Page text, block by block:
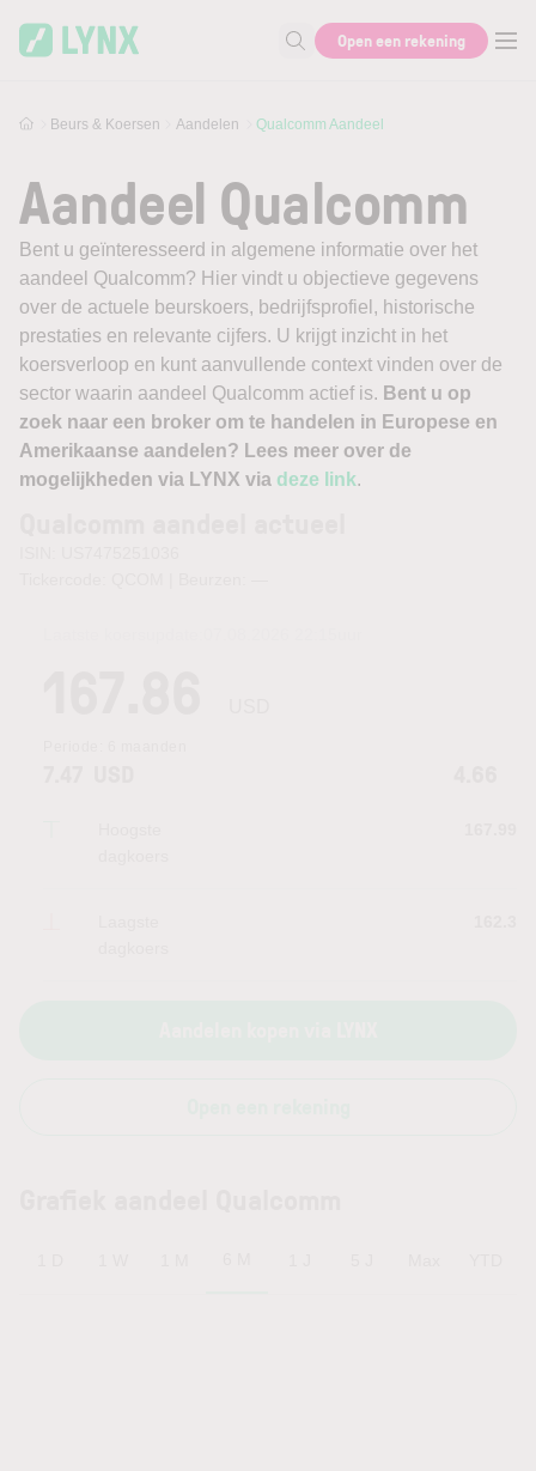
Zoek naar informatie
Open een rekening
Beurs & Koersen Aandelen Qualcomm Aandeel
Aandeel Qualcomm
Bent u geïnteresseerd in algemene informatie over het
aandeel Qualcomm? Hier vindt u objectieve gegevens
over de actuele beurskoers, bedrijfsprofiel, historische
prestaties en relevante cijfers. U krijgt inzicht in het
koersverloop en kunt aanvullende context vinden over de
sector waarin aandeel Qualcomm actief is. Bent u op
zoek naar een broker om te handelen in Europese en
Amerikaanse aandelen? Lees meer over de
mogelijkheden via LYNX via deze link.